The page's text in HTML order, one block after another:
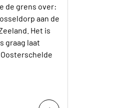
de grens over:
aan de
Het is
graag laat